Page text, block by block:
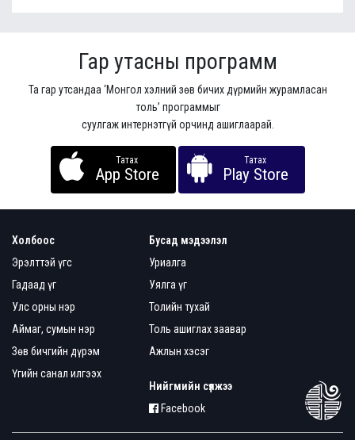
Гар утасны программ
Та гар утсандаа ‘Монгол хэлний зөв бичих дүрмийн журамласан
толь’ программыг
суулгаж интернэтгүй орчинд ашиглаарай.
Татах
App Store
Татах
Play Store
Холбоос
Эрэлттэй үгс
Гадаад үг
Улс орны нэр
Аймаг, сумын нэр
Зөв бичгийн дүрэм
Үгийн санал илгээх
Бусад мэдээлэл
Уриалга
Уялга үг
Толийн тухай
Толь ашиглах заавар
Ажлын хэсэг
Нийгмийн сүлжээ
Facebook